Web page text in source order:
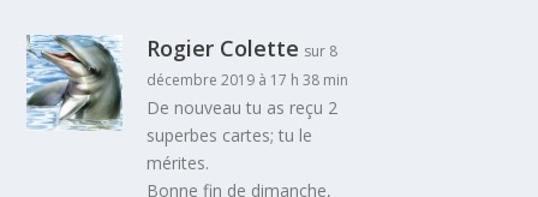
Rogier Colette sur 8
décembre 2019 à 17 h 38 min
De nouveau tu as reçu 2
superbes cartes; tu le
mérites.
Bonne fin de dimanche,